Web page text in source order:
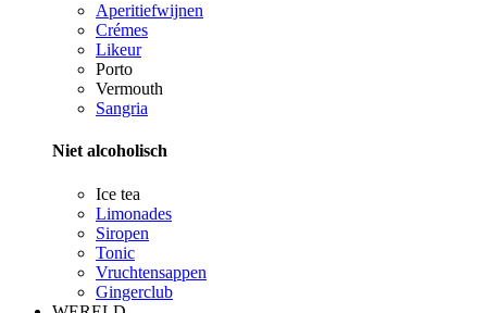
Aperitiefwijnen
Crémes
Likeur
Porto
Vermouth
Sangria
Niet alcoholisch
Ice tea
Limonades
Siropen
Tonic
Vruchtensappen
Gingerclub